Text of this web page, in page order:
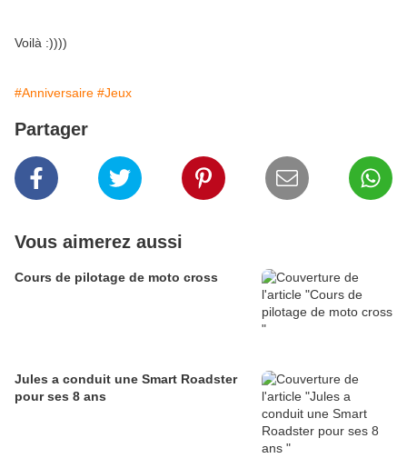
Voilà :))))
#Anniversaire #Jeux
Partager
Vous aimerez aussi
Cours de pilotage de moto cross
Jules a conduit une Smart Roadster
pour ses 8 ans